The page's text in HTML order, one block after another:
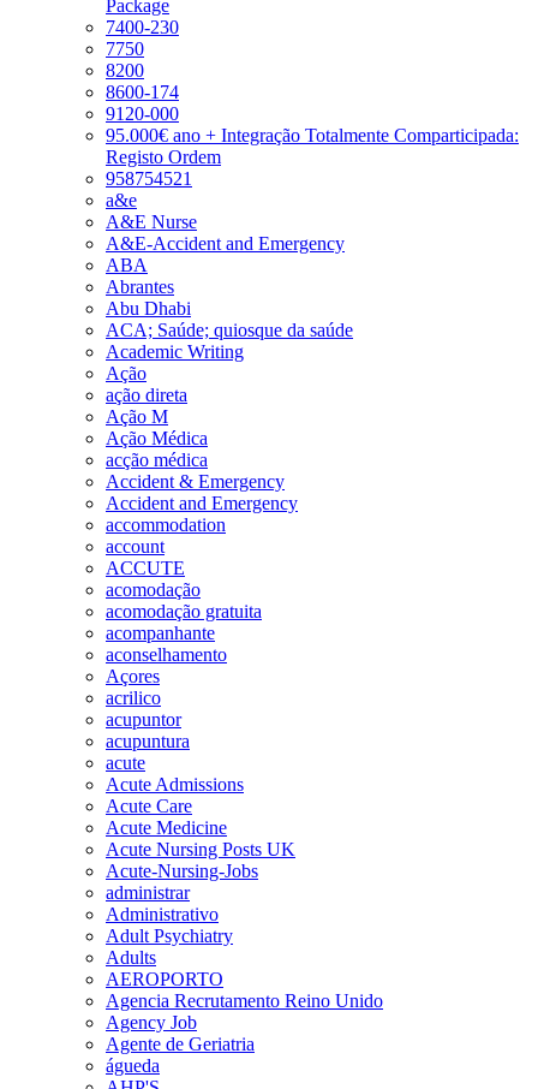
Package
7400-230
7750
8200
8600-174
9120-000
95.000€ ano + Integração Totalmente Comparticipada:
Registo Ordem
958754521
a&e
A&E Nurse
A&E-Accident and Emergency
ABA
Abrantes
Abu Dhabi
ACA; Saúde; quiosque da saúde
Academic Writing
Ação
ação direta
Ação M
Ação Médica
acção médica
Accident & Emergency
Accident and Emergency
accommodation
account
ACCUTE
acomodação
acomodação gratuita
acompanhante
aconselhamento
Açores
acrilico
acupuntor
acupuntura
acute
Acute Admissions
Acute Care
Acute Medicine
Acute Nursing Posts UK
Acute-Nursing-Jobs
administrar
Administrativo
Adult Psychiatry
Adults
AEROPORTO
Agencia Recrutamento Reino Unido
Agency Job
Agente de Geriatria
águeda